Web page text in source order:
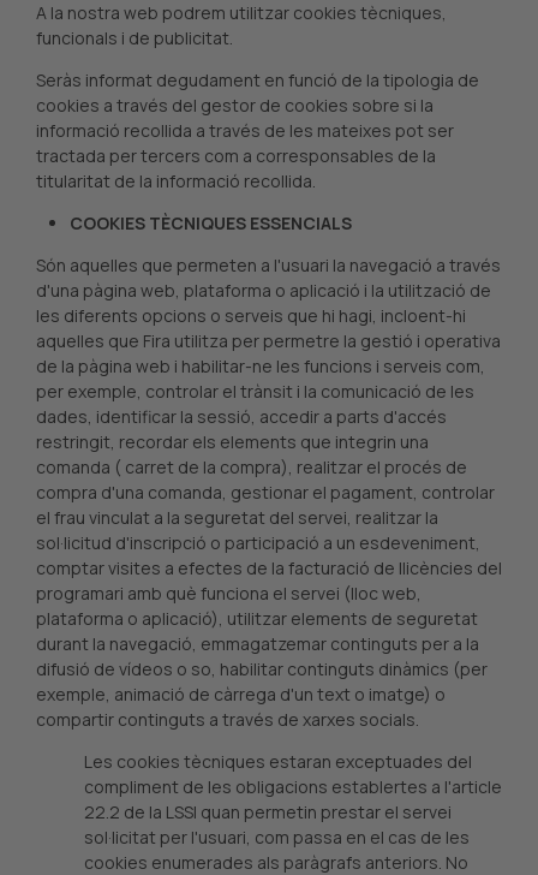
A la nostra web podrem utilitzar cookies tècniques,
funcionals i de publicitat.
Seràs informat degudament en funció de la tipologia de
cookies a través del gestor de cookies sobre si la
informació recollida a través de les mateixes pot ser
tractada per tercers com a corresponsables de la
titularitat de la informació recollida.
COOKIES TÈCNIQUES ESSENCIALS
Són aquelles que permeten a l'usuari la navegació a través
d'una pàgina web, plataforma o aplicació i la utilització de
les diferents opcions o serveis que hi hagi, incloent-hi
aquelles que Fira utilitza per permetre la gestió i operativa
de la pàgina web i habilitar-ne les funcions i serveis com,
per exemple, controlar el trànsit i la comunicació de les
dades, identificar la sessió, accedir a parts d'accés
restringit, recordar els elements que integrin una
comanda ( carret de la compra), realitzar el procés de
compra d'una comanda, gestionar el pagament, controlar
el frau vinculat a la seguretat del servei, realitzar la
sol·licitud d'inscripció o participació a un esdeveniment,
comptar visites a efectes de la facturació de llicències del
programari amb què funciona el servei (lloc web,
plataforma o aplicació), utilitzar elements de seguretat
durant la navegació, emmagatzemar continguts per a la
difusió de vídeos o so, habilitar continguts dinàmics (per
exemple, animació de càrrega d'un text o imatge) o
compartir continguts a través de xarxes socials.
Les cookies tècniques estaran exceptuades del
compliment de les obligacions establertes a l'article
22.2 de la LSSI quan permetin prestar el servei
sol·licitat per l'usuari, com passa en el cas de les
cookies enumerades als paràgrafs anteriors. No